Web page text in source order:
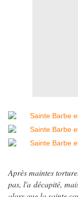
Après maintes
pas, l'a décapité,